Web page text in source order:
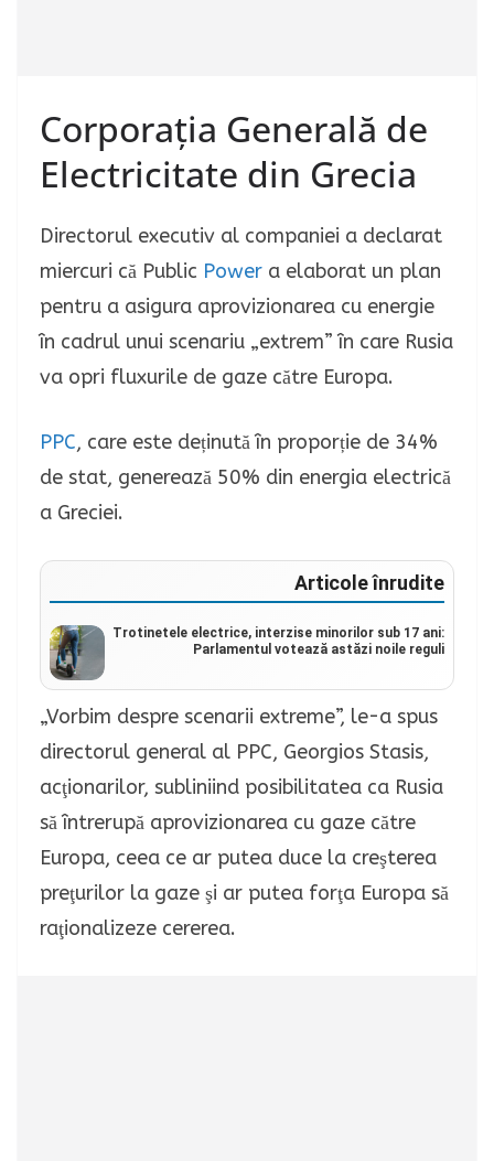
Corporația Generală de
Electricitate din Grecia
Directorul executiv al companiei a declarat
miercuri că Public Power a elaborat un plan
pentru a asigura aprovizionarea cu energie
în cadrul unui scenariu „extrem” în care Rusia
va opri fluxurile de gaze către Europa.
PPC, care este deținută în proporție de 34%
de stat, generează 50% din energia electrică
a Greciei.
Articole înrudite
Trotinetele electrice, interzise minorilor sub 17 ani:
Parlamentul votează astăzi noile reguli
„Vorbim despre scenarii extreme”, le-a spus
directorul general al PPC, Georgios Stasis,
acţionarilor, subliniind posibilitatea ca Rusia
să întrerupă aprovizionarea cu gaze către
Europa, ceea ce ar putea duce la creşterea
preţurilor la gaze şi ar putea forţa Europa să
raţionalizeze cererea.